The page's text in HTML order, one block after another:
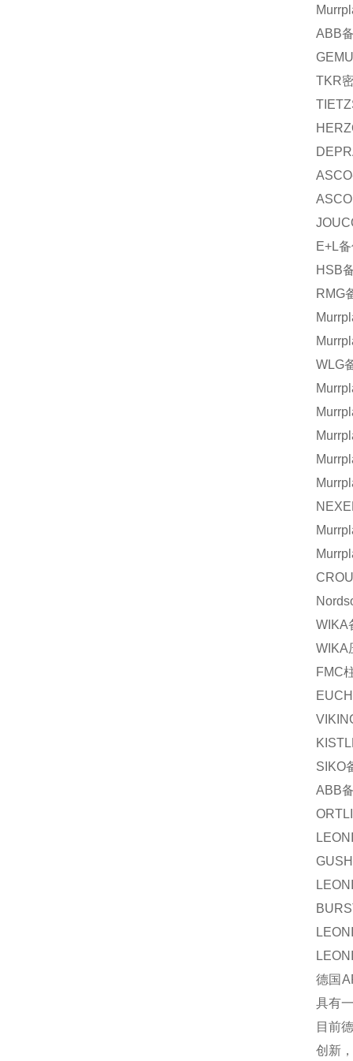
ABB
GEMU
TKR
ASCO
ASCO
E+L
HSB
RMG
WLG
WIKA
WIKA
FMC
SIKO
ABB
LEONI
LEONI
LEONI
LEONI
德国
具有
目前
创新